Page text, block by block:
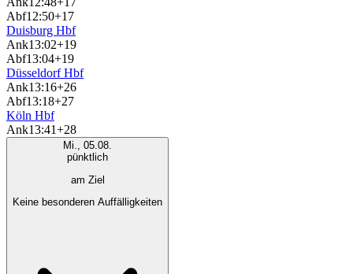
Abf12:50+17
Duisburg Hbf
Ank13:02+19
Abf13:04+19
Düsseldorf Hbf
Ank13:16+26
Abf13:18+27
Köln Hbf
Ank13:41+28
Mi., 05.08.
pünktlich
am Ziel
Keine besonderen Auffälligkeiten